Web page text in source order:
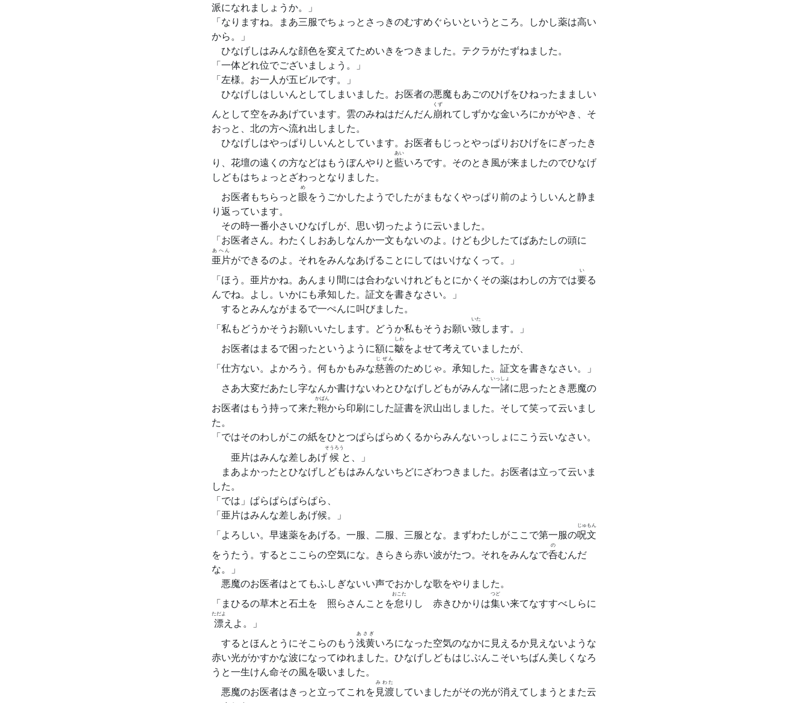
派になれましょうか。」
「なりますね。まあ三服でちょっとさっきのむすめぐらいというところ。しかし薬は高い
から。」
ひなげしはみんな顔色を変えてためいきをつきました。テクラがたずねました。
「一体どれ位でございましょう。」
「左様。お一人が五ビルです。」
ひなげしはしいんとしてしまいました。お医者の悪魔もあごのひげをひねったまましい
んとして空をみあげています。雲のみねはだんだん崩
くず
れてしずかな金いろにかがやき、そ
おっと、北の方へ流れ出しました。
ひなげしはやっぱりしいんとしています。お医者もじっとやっぱりおひげをにぎったき
り、花壇の遠くの方などはもうぼんやりと藍
あい
いろです。そのとき風が来ましたのでひなげ
しどもはちょっとざわっとなりました。
お医者もちらっと眼
め
をうごかしたようでしたがまもなくやっぱり前のようしいんと静ま
り返っています。
その時一番小さいひなげしが、思い切ったように云いました。
「お医者さん。わたくしおあしなんか一文もないのよ。けども少したてばあたしの頭に
亜片
あへん
ができるのよ。それをみんなあげることにしてはいけなくって。」
「ほう。亜片かね。あんまり間には合わないけれどもとにかくその薬はわしの方では要
い
る
んでね。よし。いかにも承知した。証文を書きなさい。」
するとみんながまるで一ぺんに叫びました。
「私もどうかそうお願いいたします。どうか私もそうお願い致
いた
します。」
お医者はまるで困ったというように額に皺
しわ
をよせて考えていましたが、
「仕方ない。よかろう。何もかもみな慈善
じぜん
のためじゃ。承知した。証文を書きなさい。」
さあ大変だあたし字なんか書けないわとひなげしどもがみんな一諸
いっしょ
に思ったとき悪魔の
お医者はもう持って来た鞄
かばん
から印刷にした証書を沢山出しました。そして笑って云いまし
た。
「ではそのわしがこの紙をひとつぱらぱらめくるからみんないっしょにこう云いなさい。
亜片はみんな差しあげ候
そうろう
と、」
まあよかったとひなげしどもはみんないちどにざわつきました。お医者は立って云いま
した。
「では」ぱらぱらぱらぱら、
「亜片はみんな差しあげ候。」
「よろしい。早速薬をあげる。一服、二服、三服とな。まずわたしがここで第一服の呪文
じゅもん
をうたう。するとここらの空気にな。きらきら赤い波がたつ。それをみんなで呑
の
むんだ
な。」
悪魔のお医者はとてもふしぎないい声でおかしな歌をやりました。
「まひるの草木と石土を 照らさんことを怠
おこた
りし 赤きひかりは集
つど
い来てなすすべしらに
漂
ただよ
えよ。」
するとほんとうにそこらのもう浅黄
あさぎ
いろになった空気のなかに見えるか見えないような
赤い光がかすかな波になってゆれました。ひなげしどもはじぶんこそいちばん美しくなろ
うと一生けん命その風を吸いました。
悪魔のお医者はきっと立ってこれを見渡
みわた
していましたがその光が消えてしまうとまた云